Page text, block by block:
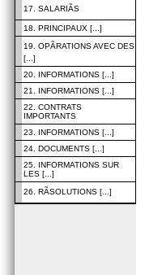
17. SALARIÃS
18. PRINCIPAUX [...]
19. OPÃRATIONS AVEC DES
[...]
20. INFORMATIONS [...]
21. INFORMATIONS [...]
22. CONTRATS
IMPORTANTS
23. INFORMATIONS [...]
24. DOCUMENTS [...]
25. INFORMATIONS SUR
LES [...]
26. RÃSOLUTIONS [...]